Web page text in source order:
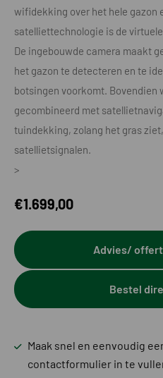
wifidekking over het hele gazon
satelliettechnologie is de
De ingebouwde camera maakt
het gazon te detecteren en te
botsingen voorkomt. Bovendien
gecombineerd met
tuindekking, zolang het gras
satellietsignalen.
>
€1.699,00
Advies/
Bestel
Maak snel en eenvoudig
contactformulier in te